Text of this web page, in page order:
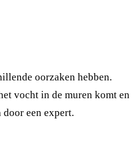
oorzaken hebben.
vocht in de muren komt en
een expert.